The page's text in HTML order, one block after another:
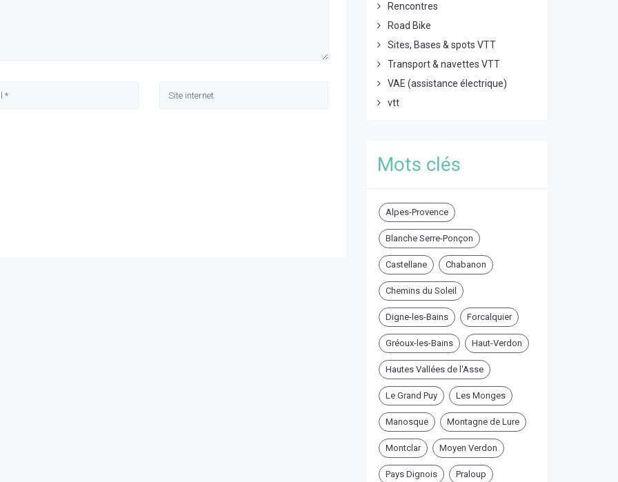
Rencontres
Road Bike
Sites, Bases & spots VTT
Transport & navettes VTT
VAE (assistance électrique)
vtt
Mots clés
Alpes-Provence
Blanche Serre-Ponçon
Castellane Chabanon
Chemins du Soleil
Digne-les-Bains Forcalquier
Gréoux-les-Bains Haut-Verdon
Hautes Vallées de l'Asse
Le Grand Puy Les Monges
Manosque Montagne de Lure
Montclar Moyen Verdon
Pays Dignois Praloup